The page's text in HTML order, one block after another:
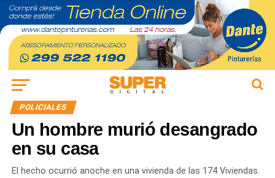
POLICIALES
Un hombre murió desangrado
en su casa
El hecho ocurrió anoche en una vivienda de las 174 Viviendas.